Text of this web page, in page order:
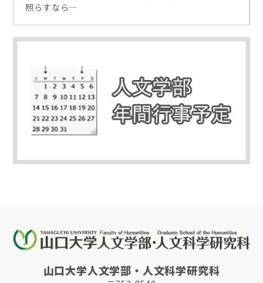
照らすなら―
山口大学人文学部・人文科学研究科